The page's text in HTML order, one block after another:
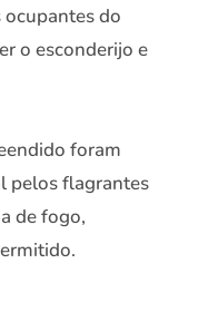
ocupantes do
o esconderijo e
foram
pelos flagrantes
de fogo,